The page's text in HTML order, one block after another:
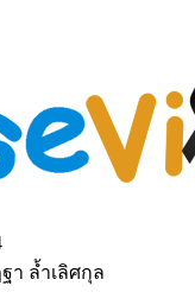
ล้ำเลิศกุล